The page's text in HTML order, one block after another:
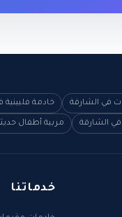
في الشارقة خادمة فلبينية
الشارقة مربية أطفال
خدماتنا